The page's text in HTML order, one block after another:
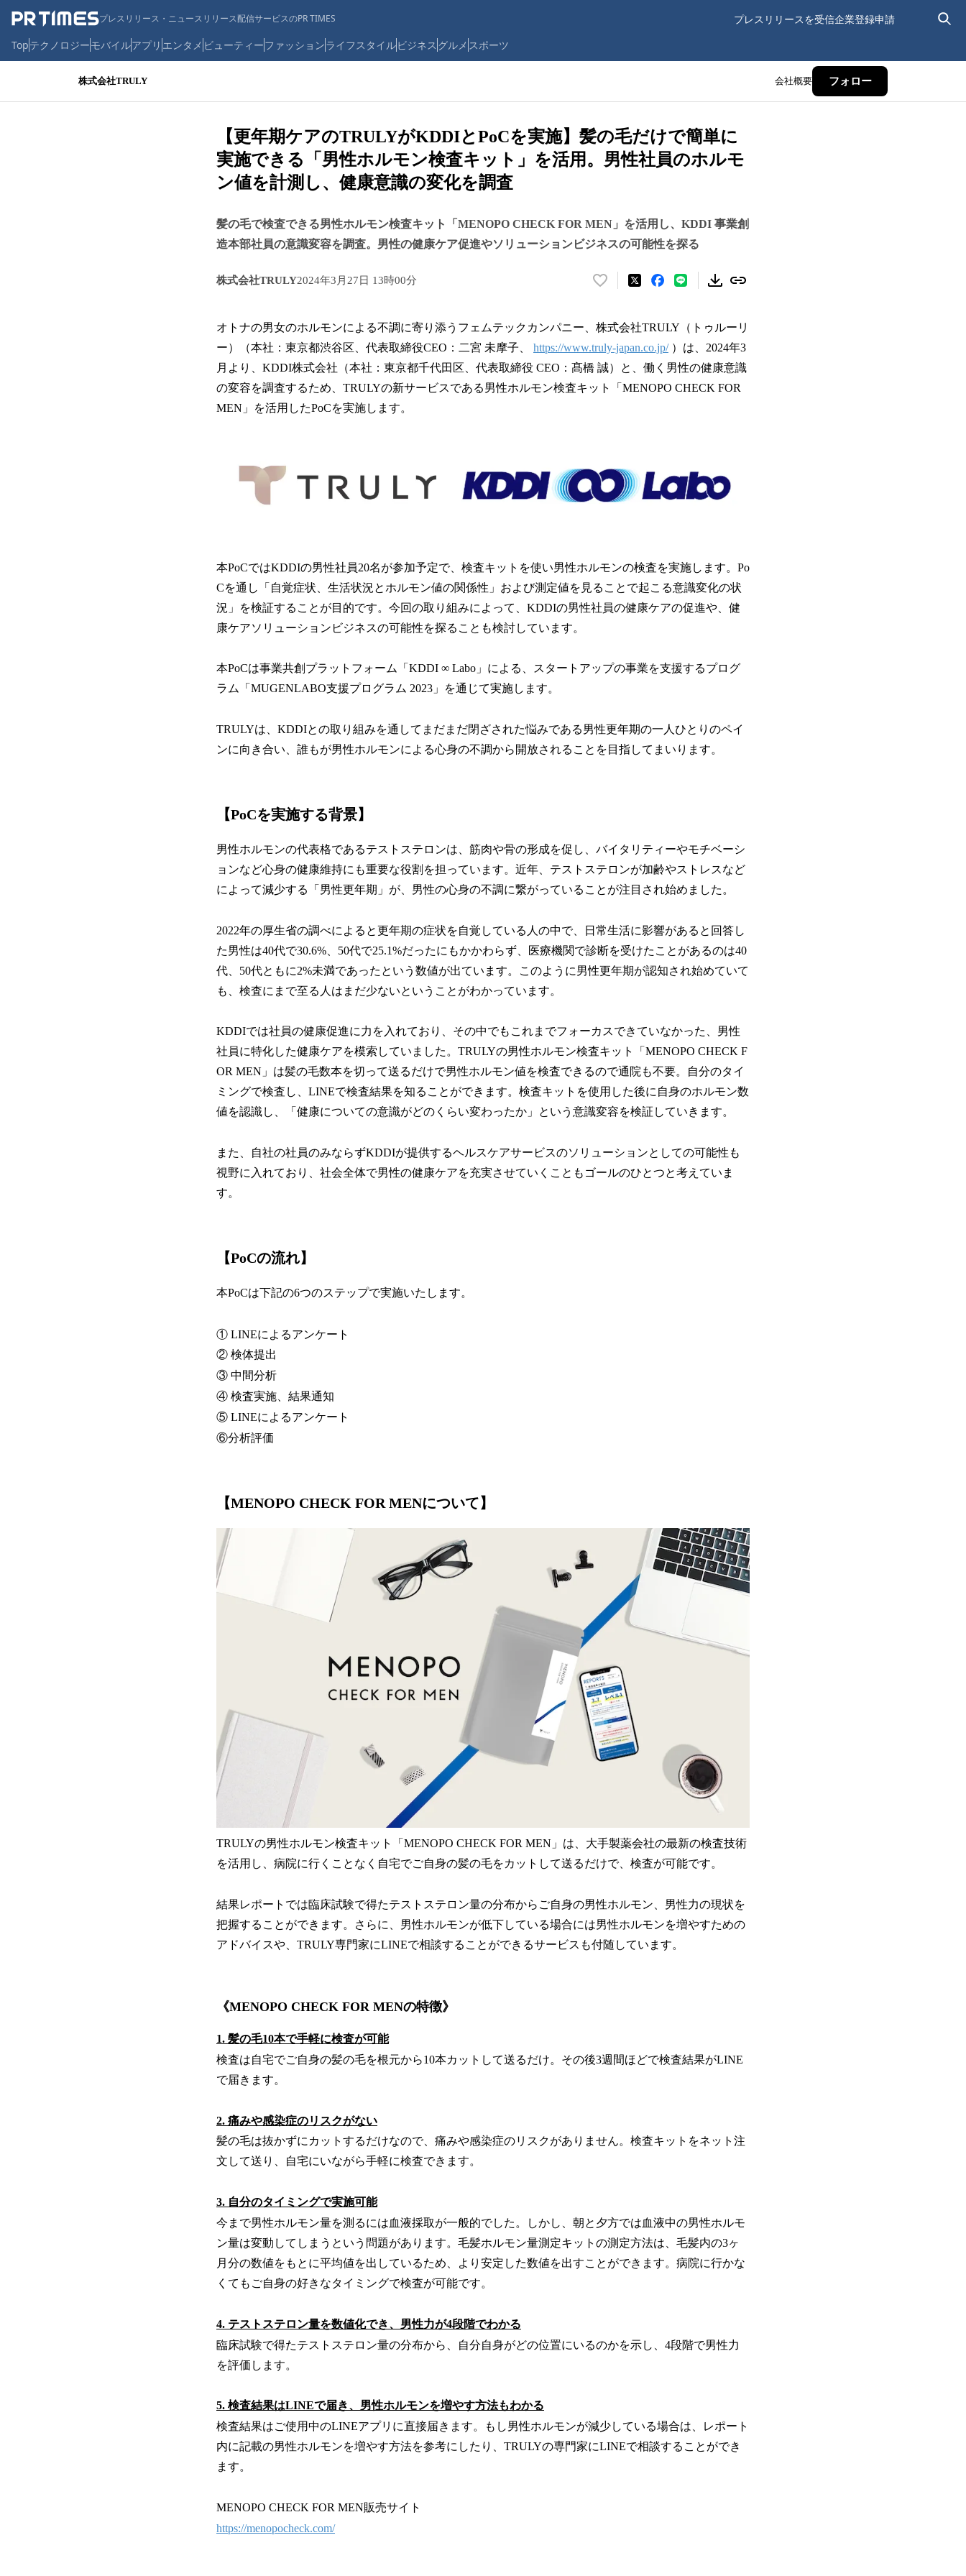
プレスリリース・ニュースリリース配信サービスのPR TIMES プレスリリースを受信企業登録申請
Topテクノロジーモバイルアプリ エンタメ ビューティーファッションライフスタイルビジネス グルメ スポーツ
株式会社TRULY 会社概要 フォロー
【更年期ケアのTRULYがKDDIとPoCを実施】髪の毛だけで簡単に
実施できる「男性ホルモン検査キット」を活用。男性社員のホルモ
ン値を計測し、健康意識の変化を調査
髪の毛で検査できる男性ホルモン検査キット「MENOPO CHECK FOR MEN」を活用し、KDDI 事業創
造本部社員の意識変容を調査。男性の健康ケア促進やソリューションビジネスの可能性を探る
株式会社TRULY2024年3月27日 13時00分
い
！
数
を
読
み
す
オトナの男女のホルモンによる不調に寄り添うフェムテックカンパニー、株式会社TRULY（トゥルーリ
ー）（本社：東京都渋谷区、代表取締役CEO：二宮 未摩子、 https://www.truly-japan.co.jp/）は、2024年3
月より、KDDI株式会社（本社：東京都千代田区、代表取締役 CEO：髙橋 誠）と、働く男性の健康意識
の変容を調査するため、TRULYの新サービスである男性ホルモン検査キット「MENOPO CHECK FOR
MEN」を活用したPoCを実施します。
本PoCではKDDIの男性社員20名が参加予定で、検査キットを使い男性ホルモンの検査を実施します。Po
Cを通し「自覚症状、生活状況とホルモン値の関係性」および測定値を見ることで起こる意識変化の状
況」を検証することが目的です。今回の取り組みによって、KDDIの男性社員の健康ケアの促進や、健
康ケアソリューションビジネスの可能性を探ることも検討しています。
本PoCは事業共創プラットフォーム「KDDI ∞ Labo」による、スタートアップの事業を支援するプログ
ラム「MUGENLABO支援プログラム 2023」を通じて実施します。
TRULYは、KDDIとの取り組みを通してまだまだ閉ざされた悩みである男性更年期の一人ひとりのペイ
ンに向き合い、誰もが男性ホルモンによる心身の不調から開放されることを目指してまいります。
【PoCを実施する背景】
男性ホルモンの代表格であるテストステロンは、筋肉や骨の形成を促し、バイタリティーやモチベーシ
ョンなど心身の健康維持にも重要な役割を担っています。近年、テストステロンが加齢やストレスなど
によって減少する「男性更年期」が、男性の心身の不調に繋がっていることが注目され始めました。
2022年の厚生省の調べによると更年期の症状を自覚している人の中で、日常生活に影響があると回答し
た男性は40代で30.6%、50代で25.1%だったにもかかわらず、医療機関で診断を受けたことがあるのは40
代、50代ともに2%未満であったという数値が出ています。このように男性更年期が認知され始めていて
も、検査にまで至る人はまだ少ないということがわかっています。
KDDIでは社員の健康促進に力を入れており、その中でもこれまでフォーカスできていなかった、男性
社員に特化した健康ケアを模索していました。TRULYの男性ホルモン検査キット「MENOPO CHECK F
OR MEN」は髪の毛数本を切って送るだけで男性ホルモン値を検査できるので通院も不要。自分のタイ
ミングで検査し、LINEで検査結果を知ることができます。検査キットを使用した後に自身のホルモン数
値を認識し、「健康についての意識がどのくらい変わったか」という意識変容を検証していきます。
また、自社の社員のみならずKDDIが提供するヘルスケアサービスのソリューションとしての可能性も
視野に入れており、社会全体で男性の健康ケアを充実させていくこともゴールのひとつと考えていま
す。
【PoCの流れ】
本PoCは下記の6つのステップで実施いたします。
① LINEによるアンケート
② 検体提出
③ 中間分析
④ 検査実施、結果通知
⑤ LINEによるアンケート
⑥分析評価
【MENOPO CHECK FOR MENについて】
TRULYの男性ホルモン検査キット「MENOPO CHECK FOR MEN」は、大手製薬会社の最新の検査技術
を活用し、病院に行くことなく自宅でご自身の髪の毛をカットして送るだけで、検査が可能です。
結果レポートでは臨床試験で得たテストステロン量の分布からご自身の男性ホルモン、男性力の現状を
把握することができます。さらに、男性ホルモンが低下している場合には男性ホルモンを増やすための
アドバイスや、TRULY専門家にLINEで相談することができるサービスも付随しています。
《MENOPO CHECK FOR MENの特徴》
1. 髪の毛10本で手軽に検査が可能
検査は自宅でご自身の髪の毛を根元から10本カットして送るだけ。その後3週間ほどで検査結果がLINE
で届きます。
2. 痛みや感染症のリスクがない
髪の毛は抜かずにカットするだけなので、痛みや感染症のリスクがありません。検査キットをネット注
文して送り、自宅にいながら手軽に検査できます。
3. 自分のタイミングで実施可能
今まで男性ホルモン量を測るには血液採取が一般的でした。しかし、朝と夕方では血液中の男性ホルモ
ン量は変動してしまうという問題があります。毛髪ホルモン量測定キットの測定方法は、毛髪内の3ヶ
月分の数値をもとに平均値を出しているため、より安定した数値を出すことができます。病院に行かな
くてもご自身の好きなタイミングで検査が可能です。
4. テストステロン量を数値化でき、男性力が4段階でわかる
臨床試験で得たテストステロン量の分布から、自分自身がどの位置にいるのかを示し、4段階で男性力
を評価します。
5. 検査結果はLINEで届き、男性ホルモンを増やす方法もわかる
検査結果はご使用中のLINEアプリに直接届きます。もし男性ホルモンが減少している場合は、レポート
内に記載の男性ホルモンを増やす方法を参考にしたり、TRULYの専門家にLINEで相談することができ
ます。
MENOPO CHECK FOR MEN販売サイト
https://menopocheck.com/